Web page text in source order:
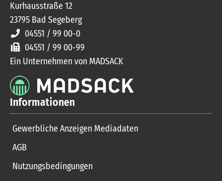
Kurhausstraße 12
23795 Bad Segeberg
04551 / 99 00-0
04551 / 99 00-99
Ein Unternehmen von MADSACK
Informationen
Gewerbliche Anzeigen Mediadaten
AGB
Nutzungsbedingungen